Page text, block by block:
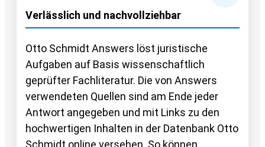
Verlässlich und nachvollziehbar
Otto Schmidt Answers löst juristische
Aufgaben auf Basis wissenschaftlich
geprüfter Fachliteratur. Die von Answers
verwendeten Quellen sind am Ende jeder
Antwort angegeben und mit Links zu den
hochwertigen Inhalten in der Datenbank Otto
Schmidt online versehen. So können